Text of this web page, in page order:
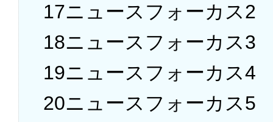
17ニュースフォーカス2
18ニュースフォーカス3
19ニュースフォーカス4
20ニュースフォーカス5